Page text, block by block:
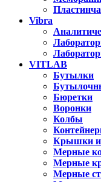
Vibra
VITLAB
Бутылки
Бюретки
Воронки
Колбы
Крышки и
Мерные
Мерные
Мерные